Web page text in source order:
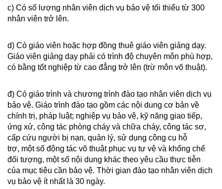
c) Có số lượng nhân viên dịch vụ bảo vệ tối thiểu từ 300
nhân viên trở lên.
d) Có giáo viên hoặc hợp đồng thuê giáo viên giảng dạy.
Giáo viên giảng dạy phải có trình độ chuyên môn phù hợp,
có bằng tốt nghiệp từ cao đẳng trở lên (trừ môn võ thuật).
đ) Có giáo trình và chương trình đào tạo nhân viên dịch vụ
bảo vệ. Giáo trình đào tạo gồm các nội dung cơ bản về
chính trị, pháp luật; nghiệp vụ bảo vệ, kỹ năng giao tiếp,
ứng xử, công tác phòng cháy và chữa cháy, công tác sơ,
cấp cứu người bị nạn, quản lý, sử dụng công cụ hỗ
trợ, một số động tác võ thuật phục vụ tự vệ và khống chế
đối tượng, một số nội dung khác theo yêu cầu thực tiễn
của mục tiêu cần bảo vệ. Thời gian đào tạo nhân viên dịch
vụ bảo vệ ít nhất là 30 ngày.